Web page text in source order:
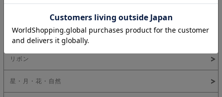
ネコ（Angel Friends）
ハート
リボン
星・月・花・自然